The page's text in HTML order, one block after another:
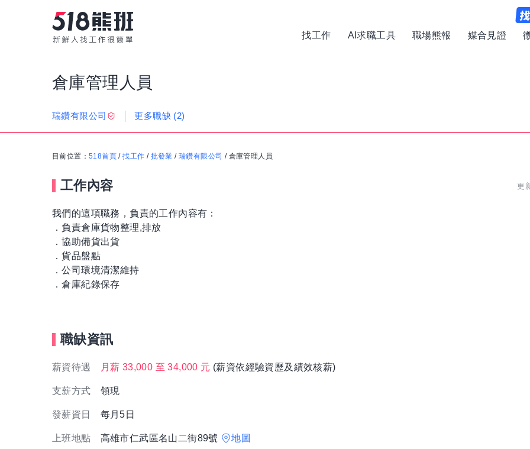
找工作 AI求職工具 職場熊報 媒合見證
倉庫管理人員
瑞鑽有限公司 更多職缺 (2)
目前位置： 518首頁 /找工作 / 批發業 /瑞鑽有限公司 / 倉庫管理人員
工作內容 更
我們的這項職務，負責的工作內容有：
．負責倉庫貨物整理,排放
．協助備貨出貨
．貨品盤點
．公司環境清潔維持
．倉庫紀錄保存
職缺資訊
薪資待遇 月薪 33,000 至 34,000 元 (薪資依經驗資歷及績效核薪)
支薪方式 領現
發薪資日 每月5日
上班地點 高雄市仁武區名山二街89號 地圖